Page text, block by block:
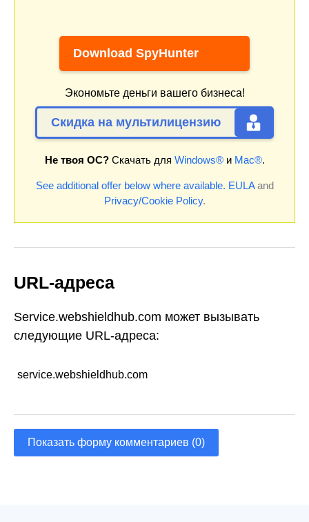
Download SpyHunter
Экономьте деньги вашего бизнеса!
Скидка на мультилицензию
Не твоя ОС?Скачать для Windows®и Mac®.
See additional offer below where available. EULAand
Privacy/Cookie Policy.
URL-адреса
Service.webshieldhub.com может вызывать
следующие URL-адреса:
service.webshieldhub.com
Показать форму комментариев (0)